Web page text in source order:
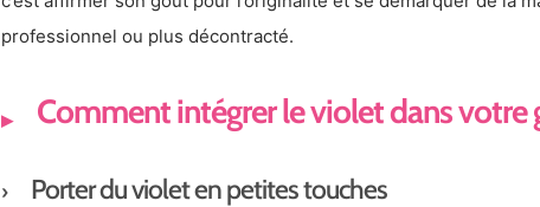
professionnel ou plus décontracté.
Comment intégrer le violet dans votre
Porter du violet en petites touches